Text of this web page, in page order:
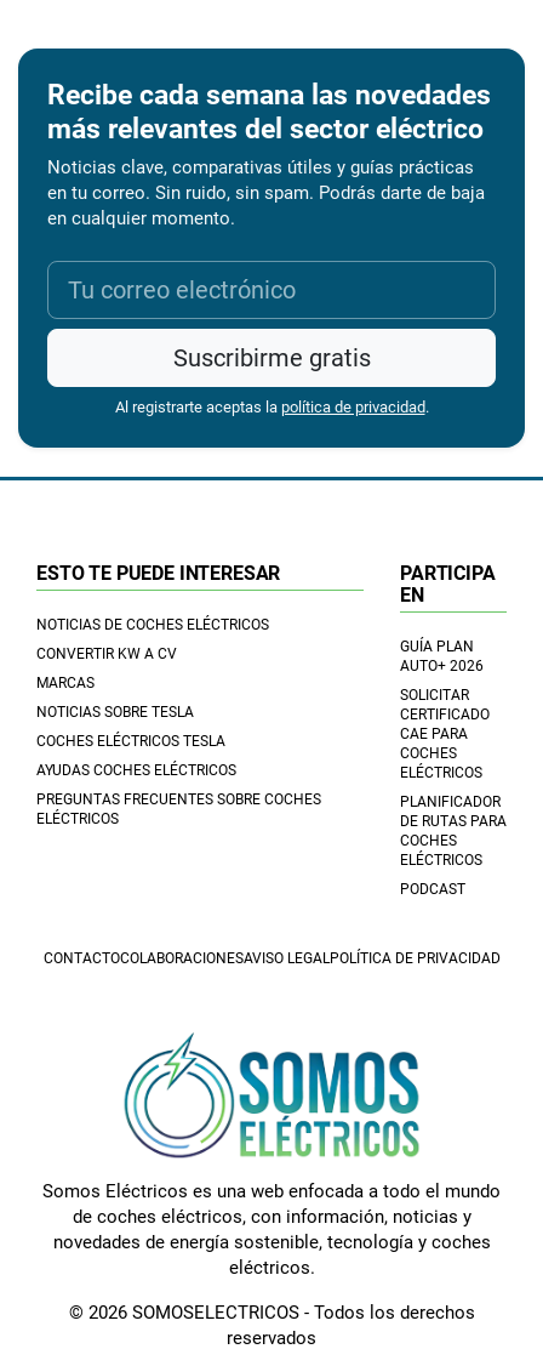
Recibe cada semana las novedades
más relevantes del sector eléctrico
Noticias clave, comparativas útiles y guías prácticas
en tu correo. Sin ruido, sin spam. Podrás darte de baja
en cualquier momento.
Suscribirme gratis
Al registrarte aceptas la política de privacidad.
ESTO TE PUEDE INTERESAR
NOTICIAS DE COCHES ELÉCTRICOS
CONVERTIR KW A CV
MARCAS
NOTICIAS SOBRE TESLA
COCHES ELÉCTRICOS TESLA
AYUDAS COCHES ELÉCTRICOS
PREGUNTAS FRECUENTES SOBRE COCHES
ELÉCTRICOS
PARTICIPA
EN
GUÍA PLAN
AUTO+ 2026
SOLICITAR
CERTIFICADO
CAE PARA
COCHES
ELÉCTRICOS
PLANIFICADOR
DE RUTAS PARA
COCHES
ELÉCTRICOS
PODCAST
CONTACTOCOLABORACIONESAVISO LEGALPOLÍTICA DE PRIVACIDAD
Somos Eléctricos es una web enfocada a todo el mundo
de coches eléctricos, con información, noticias y
novedades de energía sostenible, tecnología y coches
eléctricos.
© 2026 SOMOSELECTRICOS - Todos los derechos
reservados